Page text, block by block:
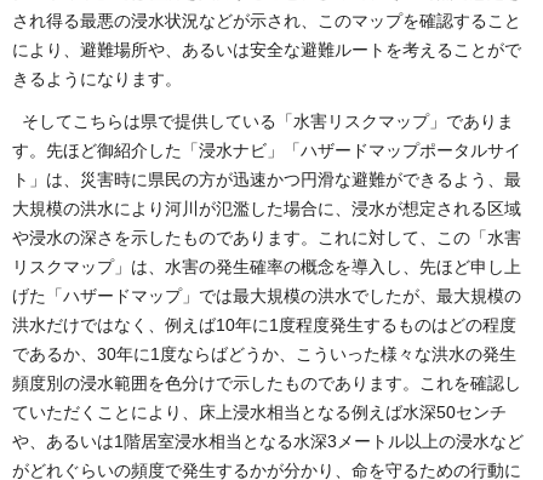
され得る最悪の浸水状況などが示され、このマップを確認すること
により、避難場所や、あるいは安全な避難ルートを考えることがで
きるようになります。
そしてこちらは県で提供している「水害リスクマップ」でありま
す。先ほど御紹介した「浸水ナビ」「ハザードマップポータルサイ
ト」は、災害時に県民の方が迅速かつ円滑な避難ができるよう、最
大規模の洪水により河川が氾濫した場合に、浸水が想定される区域
や浸水の深さを示したものであります。これに対して、この「水害
リスクマップ」は、水害の発生確率の概念を導入し、先ほど申し上
げた「ハザードマップ」では最大規模の洪水でしたが、最大規模の
洪水だけではなく、例えば10年に1度程度発生するものはどの程度
であるか、30年に1度ならばどうか、こういった様々な洪水の発生
頻度別の浸水範囲を色分けで示したものであります。これを確認し
ていただくことにより、床上浸水相当となる例えば水深50センチ
や、あるいは1階居室浸水相当となる水深3メートル以上の浸水など
がどれぐらいの頻度で発生するかが分かり、命を守るための行動に